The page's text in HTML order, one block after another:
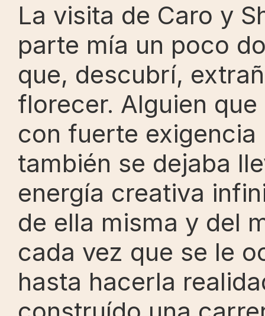
La visita de Caro y
parte mía un poco
que, descubrí,
florecer. Alguien
con fuerte exigencia
también se dejaba
energía creativa
de ella misma y del
cada vez que se le
hasta hacerla